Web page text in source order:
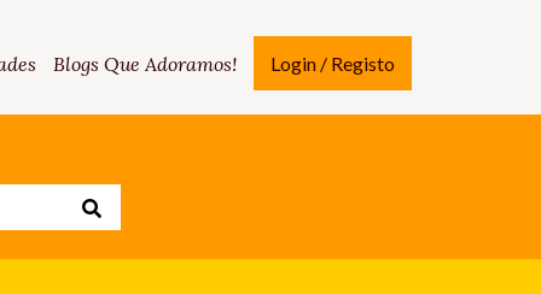
Blogs Que Adoramos! Login / Registo